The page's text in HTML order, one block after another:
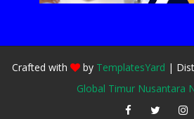
Crafted with by TemplatesYard |
Global Timur Nusantara